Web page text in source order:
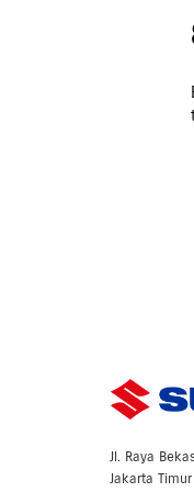
Jl. Raya
Jakarta